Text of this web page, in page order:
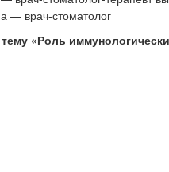
— врач-стоматолог
«Роль